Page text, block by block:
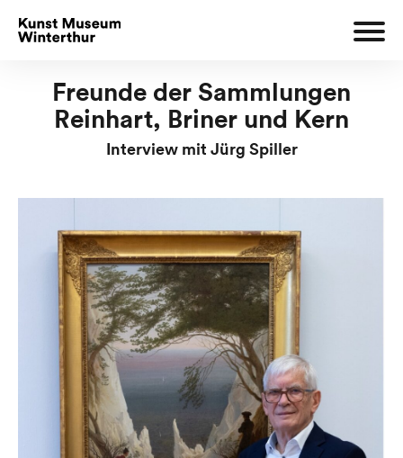
Freunde der Sammlungen
Reinhart, Briner und Kern
Interview mit Jürg Spiller